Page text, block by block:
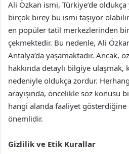
Ali Özkan ismi, Türkiye’de
birçok birey bu ismi taşıyor
en popüler tatil merkezlerinden
çekmektedir. Bu nedenle, Ali
Antalya’da yaşamaktadır. Ancak,
hakkında detaylı bilgiye
nedeniyle oldukça zordur.
arayışında, öncelikle söz konusu
hangi alanda faaliyet
önemlidir.
Gizlilik ve Etik Kurallar